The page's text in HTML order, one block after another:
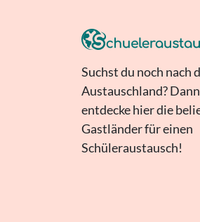
Suchst du noch nach
Austauschland? Dann
entdecke hier die
Gastländer für einen
Schüleraustausch!